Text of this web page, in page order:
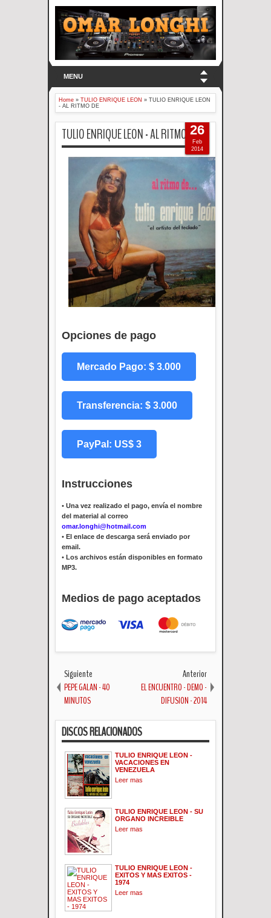
MENU
Home » TULIO ENRIQUE LEON » TULIO ENRIQUE LEON
- AL RITMO DE
TULIO ENRIQUE LEON - AL RITMO DE
Opciones de pago
Mercado Pago: $ 3.000
Transferencia: $ 3.000
PayPal: US$ 3
Instrucciones
• Una vez realizado el pago, envía el nombre
del material al correo
omar.longhi@hotmail.com
• El enlace de descarga será enviado por
email.
• Los archivos están disponibles en formato
MP3.
Medios de pago aceptados
26
Feb
2014
Siguiente
PEPE GALAN - 40
MINUTOS
Anterior
EL ENCUENTRO - DEMO -
DIFUSION - 2014
DISCOS RELACIONADOS
TULIO ENRIQUE LEON -
VACACIONES EN
VENEZUELA
Leer mas
TULIO ENRIQUE LEON - SU
ORGANO INCREIBLE
Leer mas
TULIO ENRIQUE LEON -
EXITOS Y MAS EXITOS -
1974
Leer mas